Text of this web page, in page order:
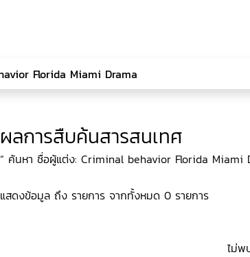
ผลการสืบค้นสารสนเทศ
“ ค้นหา ชื่อผู้แต่ง: Criminal behavior Florida Miami
แสดงข้อมูล ถึง รายการ จากทั้งหมด 0 รายการ
ไม่พ